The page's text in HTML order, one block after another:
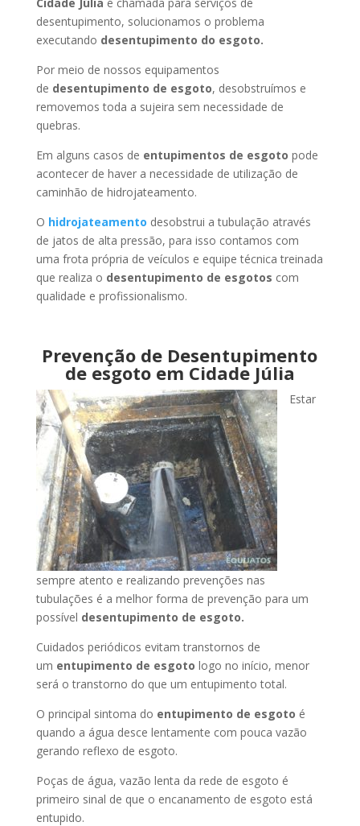
desentupimento, solucionamos o problema
executando desentupimento do esgoto.
Por meio de nossos equipamentos
de desentupimento de esgoto, desobstruímos e
removemos toda a sujeira sem necessidade de
quebras.
Em alguns casos de entupimentos de esgoto pode
acontecer de haver a necessidade de utilização de
caminhão de hidrojateamento.
O hidrojateamento desobstrui a tubulação através
de jatos de alta pressão, para isso contamos com
uma frota própria de veículos e equipe técnica treinada
que realiza o desentupimento de esgotos com
qualidade e profissionalismo.
Prevenção de Desentupimento
de esgoto em Cidade Júlia
Estar
sempre atento e realizando prevenções nas
tubulações é a melhor forma de prevenção para um
possível desentupimento de esgoto.
Cuidados periódicos evitam transtornos de
um entupimento de esgoto logo no início, menor
será o transtorno do que um entupimento total.
O principal sintoma do entupimento de esgoto é
quando a água desce lentamente com pouca vazão
gerando reflexo de esgoto.
Poças de água, vazão lenta da rede de esgoto é
primeiro sinal de que o encanamento de esgoto está
entupido.